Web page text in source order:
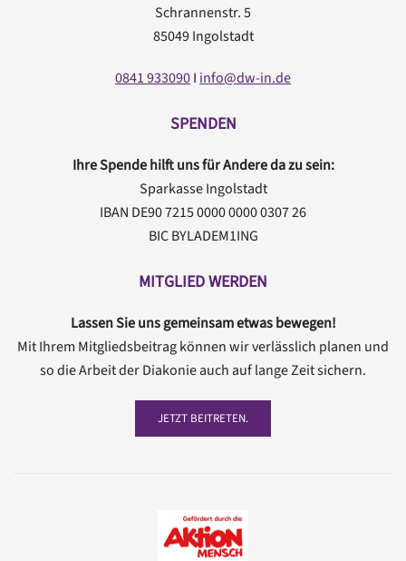
Schrannenstr. 5
85049 Ingolstadt
0841 933090I info@dw-in.de
SPENDEN
Ihre Spende hilft uns für Andere da zu sein:
Sparkasse Ingolstadt
IBAN DE90 7215 0000 0000 0307 26
BIC BYLADEM1ING
MITGLIED WERDEN
Lassen Sie uns gemeinsam etwas bewegen!
Mit Ihrem Mitgliedsbeitrag können wir verlässlich planen und
so die Arbeit der Diakonie auch auf lange Zeit sichern.
JETZT BEITRETEN.